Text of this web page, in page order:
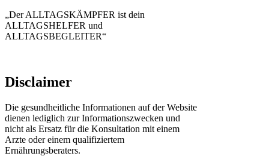
„Der ALLTAGSKÄMPFER ist dein
ALLTAGSHELFER und
ALLTAGSBEGLEITER“
Disclaimer
Die gesundheitliche Informationen auf der Website
dienen lediglich zur Informationszwecken und
nicht als Ersatz für die Konsultation mit einem
Arzte oder einem qualifiziertem
Ernährungsberaters.